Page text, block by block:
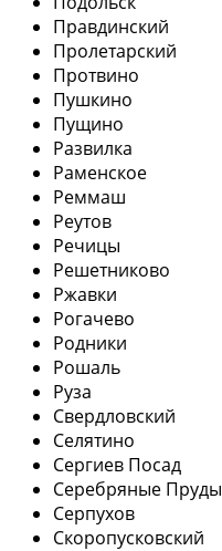
Правдинский
Пролетарский
Протвино
Пушкино
Пущино
Развилка
Раменское
Реммаш
Реутов
Речицы
Решетниково
Ржавки
Рогачево
Родники
Рошаль
Руза
Свердловский
Селятино
Сергиев Посад
Серебряные Пруды
Серпухов
Скоропусковский